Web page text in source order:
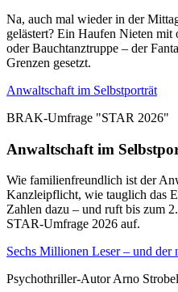
Na, auch mal wieder in der
gelästert? Ein Haufen Nieten
oder Bauchtanztruppe – der
Grenzen gesetzt.
Anwaltschaft im Selbstporträt
BRAK-Umfrage "STAR 2026"
Anwaltschaft im
Wie familienfreundlich ist der
Kanzleipflicht, wie tauglich das
Zahlen dazu – und ruft bis zum
STAR-Umfrage 2026 auf.
Sechs Millionen Leser – und der
Psychothriller-Autor Arno Strobel